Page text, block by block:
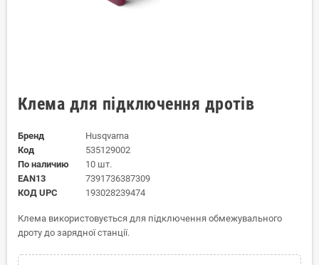
Клема для підключення дротів
Бренд
Husqvarna
Код
535129002
По наличию
10 шт.
EAN13
7391736387309
КОД UPC
193028239474
Клема використовується для підключення обмежувального
дроту до зарядної станції.